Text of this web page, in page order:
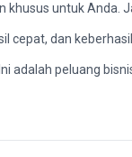
untuk Anda.
cepat, dan
adalah peluang